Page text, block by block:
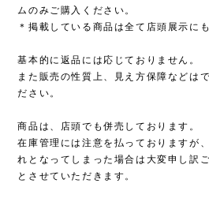
ムのみご購入ください。
＊掲載している商品は全て店頭展示に
基本的に返品には応じておりません。
また販売の性質上、見え方保障などは
ださい。
商品は、店頭でも併売しております。
在庫管理には注意を払っておりますが
れとなってしまった場合は大変申し訳
とさせていただきます。